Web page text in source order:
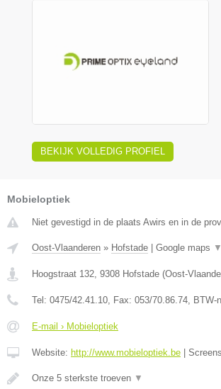
BEKIJK VOLLEDIG PROFIEL
Mobieloptiek
Niet gevestigd in de plaats Awirs en in de
Oost-Vlaanderen » Hofstade | Google maps ▼
Hoogstraat 132 9308 Hofstade (Oost-
Tel: 0475/42.41.10 , Fax: 053/70.86.74 , BTW-
E-mail › Mobieloptiek
Website: http://www.mobieloptiek.be |
Onze 5 sterkste troeven ▼